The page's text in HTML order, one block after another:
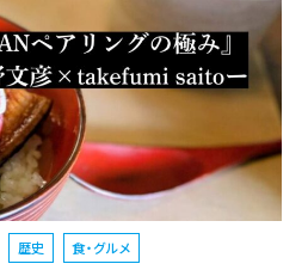
歴史 食・グルメ